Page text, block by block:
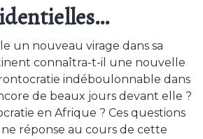
un nouveau virage dans sa
connaîtra-t-il une nouvelle
indéboulonnable dans
de beaux jours devant elle ?
en Afrique ? Ces questions
réponse au cours de cette